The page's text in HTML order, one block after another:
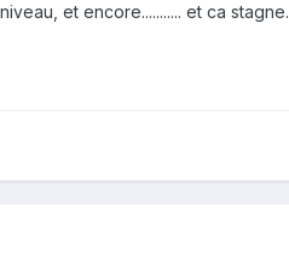
et encore........... et ca stagne.